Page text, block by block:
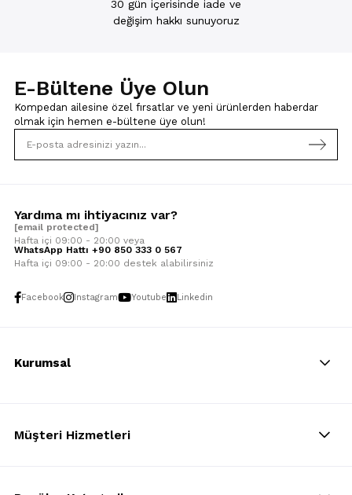
30 gün içerisinde iade ve
değişim hakkı sunuyoruz
E-Bültene Üye Olun
Kompedan ailesine özel fırsatlar ve yeni ürünlerden haberdar
olmak için hemen e-bültene üye olun!
Yardıma mı ihtiyacınız var?
[email protected]
Hafta içi 09:00 - 20:00 veya
WhatsApp Hattı +90 850 333 0 567
Hafta içi 09:00 - 20:00 destek alabilirsiniz
Facebook Instagram Youtube Linkedin
Kurumsal
Müşteri Hizmetleri